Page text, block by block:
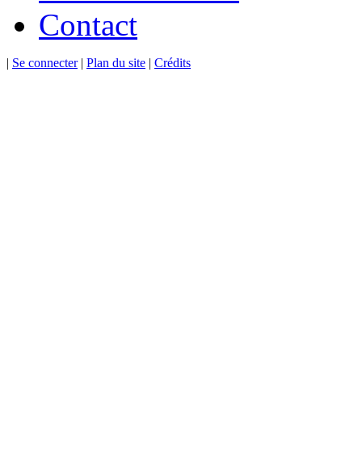
Contact
| Se connecter| Plan du site | Crédits